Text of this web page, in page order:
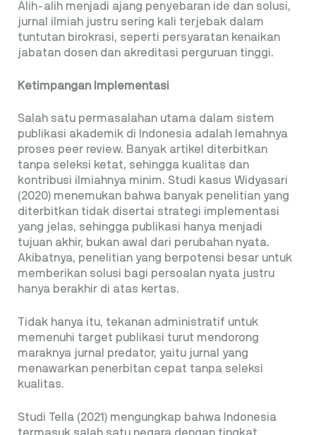
Alih-alih menjadi ajang penyebaran ide dan solusi,
jurnal ilmiah justru sering kali terjebak dalam
tuntutan birokrasi, seperti persyaratan kenaikan
jabatan dosen dan akreditasi perguruan tinggi.
Ketimpangan Implementasi
Salah satu permasalahan utama dalam sistem
publikasi akademik di Indonesia adalah lemahnya
proses peer review. Banyak artikel diterbitkan
tanpa seleksi ketat, sehingga kualitas dan
kontribusi ilmiahnya minim. Studi kasus Widyasari
(2020) menemukan bahwa banyak penelitian yang
diterbitkan tidak disertai strategi implementasi
yang jelas, sehingga publikasi hanya menjadi
tujuan akhir, bukan awal dari perubahan nyata.
Akibatnya, penelitian yang berpotensi besar untuk
memberikan solusi bagi persoalan nyata justru
hanya berakhir di atas kertas.
Tidak hanya itu, tekanan administratif untuk
memenuhi target publikasi turut mendorong
maraknya jurnal predator, yaitu jurnal yang
menawarkan penerbitan cepat tanpa seleksi
kualitas.
Studi Tella (2021) mengungkap bahwa Indonesia
termasuk salah satu negara dengan tingkat